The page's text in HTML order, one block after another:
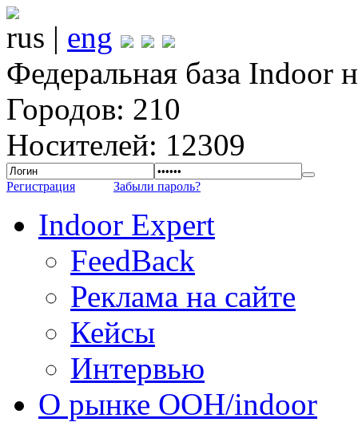
rus | eng
Федеральная база Indoor
Городов: 210
Носителей: 12309
Регистрация Забыли пароль?
Indoor Expert
FeedBack
Реклама на сайте
Кейсы
Интервью
О рынке OOH/indoor